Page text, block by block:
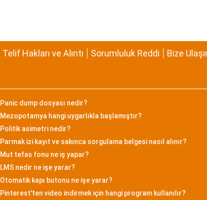
Telif Hakları ve Alıntı Sorumluluk Reddi Bize
Panic dump dosyası nedir?
Mezopotamya hangi uygarlıkla başlamıştır?
Politik asimetri nedir?
Parmak izi kayıt ve sakınca sorgulama belgesi nasıl alınır?
Mut tefas fonu ne iş yapar?
LMS nedir ne işe yarar?
Otomatik kapı butonu ne işe yarar?
Pinterest'ten video indirmek için hangi program kullanılır?